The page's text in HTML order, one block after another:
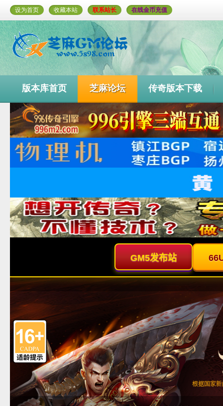
设为首页 收藏本站 联系站长 在线金币充值
版本库首页 芝麻论坛 传奇版本下载